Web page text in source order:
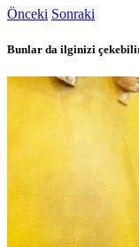
Önceki Sonraki
Bunlar da ilginizi